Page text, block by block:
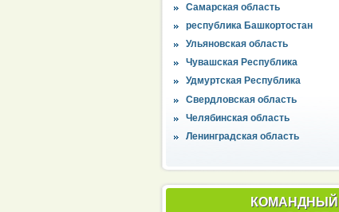
Самарская область
республика Башкортостан
Ульяновская область
Чувашская Республика
Удмуртская Республика
Свердловская область
Челябинская область
Ленинградская область
КОМАНДНЫЙ